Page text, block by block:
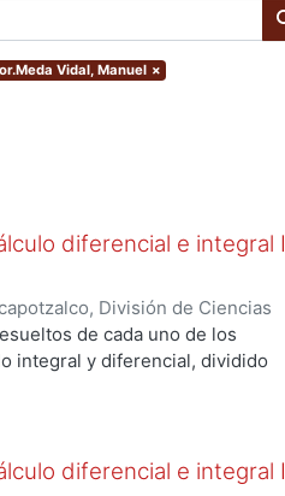
Vidal, Manuel ×
diferencial e integral I
División de Ciencias
,2005)Espinosa Herrera,
Manuel;Ulín Jiménez, Carlos
de cada uno de los
integral y diferencial, dividido
diferencial e integral I